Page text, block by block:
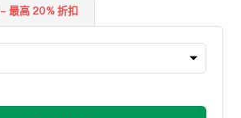
– 最高 20% 折扣